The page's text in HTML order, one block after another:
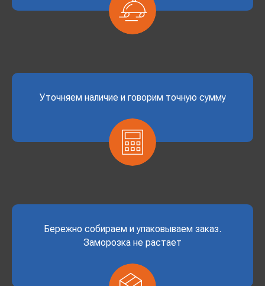
Уточняем наличие и говорим точную сумму
Бережно собираем и упаковываем заказ.
Заморозка не растает